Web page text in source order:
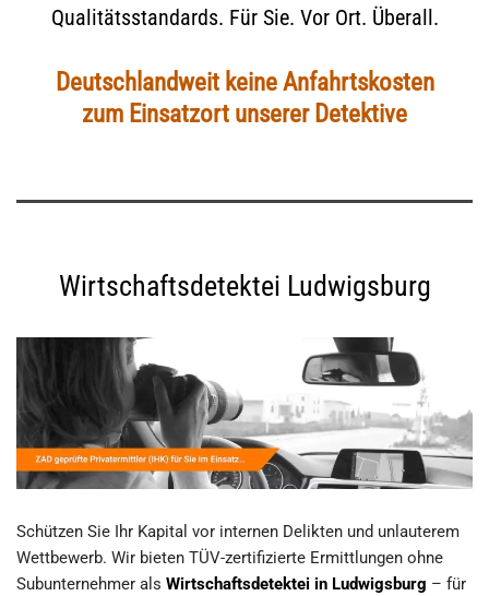
Qualitätsstandards. Für Sie. Vor Ort. Überall.
Deutschlandweit keine Anfahrtskosten
zum Einsatzort unserer Detektive
Wirtschaftsdetektei Ludwigsburg
Schützen Sie Ihr Kapital vor internen Delikten und unlauterem
Wettbewerb. Wir bieten TÜV-zertifizierte Ermittlungen ohne
Subunternehmer als Wirtschaftsdetektei in Ludwigsburg – für